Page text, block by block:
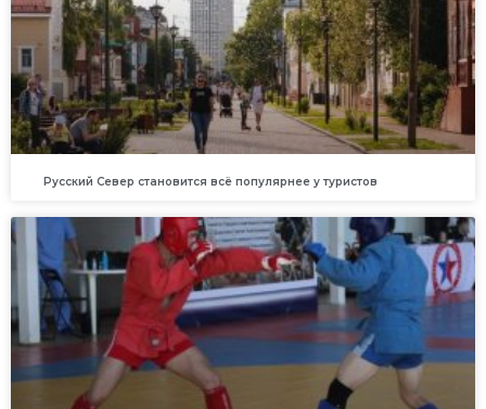
Русский Север становится всё популярнее у туристов